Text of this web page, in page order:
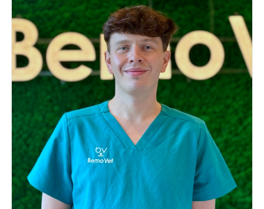
krajowych i międzynarodowych. Posiadam również wiedzę i
praktykę z zakresu pobierania biopsji cienko i gruboigłowej
oraz trepanobiopsji.